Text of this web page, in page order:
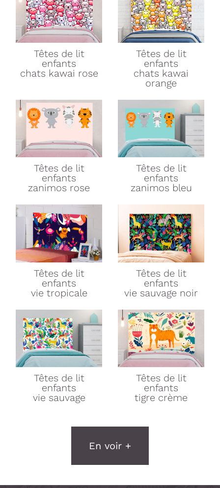
Têtes de lit
enfants
chats kawai rose
Têtes de lit
enfants
chats kawai
orange
Têtes de lit
enfants
zanimos rose
Têtes de lit
enfants
zanimos bleu
Têtes de lit
enfants
vie tropicale
Têtes de lit
enfants
vie sauvage noir
Têtes de lit
enfants
vie sauvage
Têtes de lit
enfants
tigre crème
En voir +